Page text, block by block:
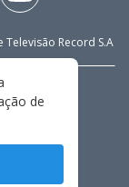
Televisão Record S.A
de